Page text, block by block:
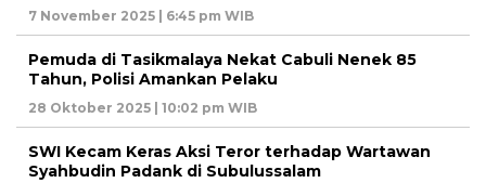
7 November 2025 | 6:45 pm WIB
Pemuda di Tasikmalaya Nekat Cabuli Nenek 85
Tahun, Polisi Amankan Pelaku
28 Oktober 2025 | 10:02 pm WIB
SWI Kecam Keras Aksi Teror terhadap Wartawan
Syahbudin Padank di Subulussalam